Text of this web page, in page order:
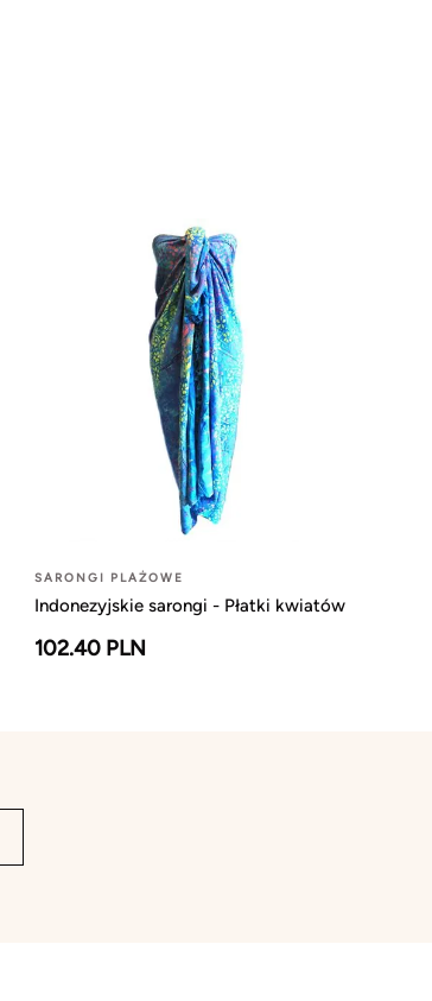
SARONGI PLAŻOWE
Indonezyjskie sarongi - Płatki kwiatów
102.40 PLN